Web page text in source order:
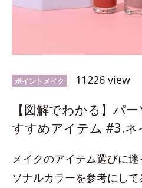
ポイントメイク 11226 view
【図解でわかる】パ
すすめアイテム #3.ネ
メイクのアイテム選びに
ソナルカラーを参考にし